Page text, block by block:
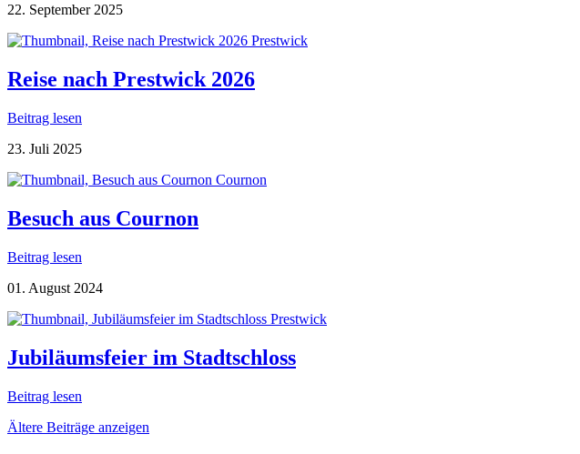
22. September 2025
Prestwick
Reise nach Prestwick 2026
Beitrag lesen
23. Juli 2025
Cournon
Besuch aus Cournon
Beitrag lesen
01. August 2024
Prestwick
Jubiläumsfeier im Stadtschloss
Beitrag lesen
Ältere Beiträge anzeigen